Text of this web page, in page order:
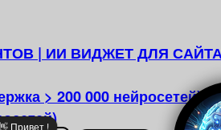
| ИИ ВИДЖЕТ ДЛЯ САЙТА
> 200 000 нейросетей)
Привет !